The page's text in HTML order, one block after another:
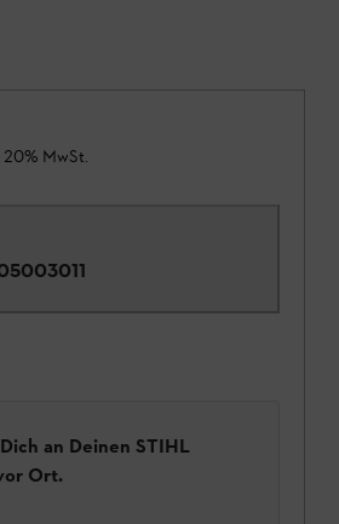
20% MwSt.
an Deinen STIHL
Ort.